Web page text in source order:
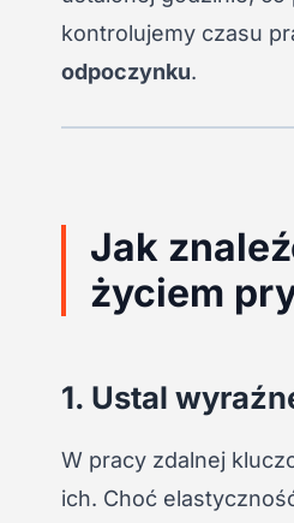
kontrolujemy czasu
odpoczynku.
Jak
życiem
1. Ustal
W pracy zdalnej
ich. Choć